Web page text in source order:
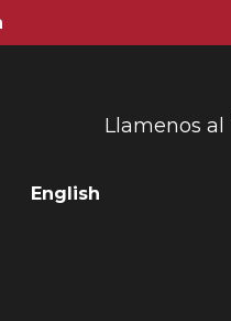
Llamenos al
English